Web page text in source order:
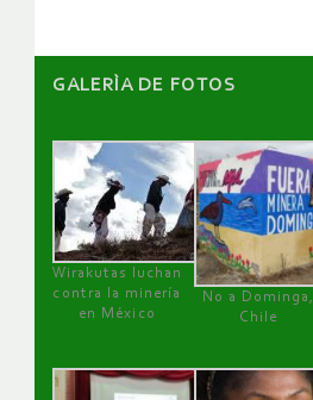
GALERÌA DE FOTOS
Wirakutas luchan
contra la minería
en México
No a Dominga,
Chile